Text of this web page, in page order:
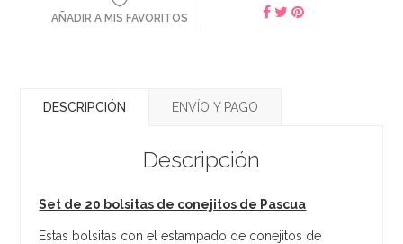
AÑADIR A MIS FAVORITOS
DESCRIPCIÓN ENVÍO Y PAGO
Descripción
Set de 20 bolsitas de conejitos de Pascua
Estas bolsitas con el estampado de conejitos de